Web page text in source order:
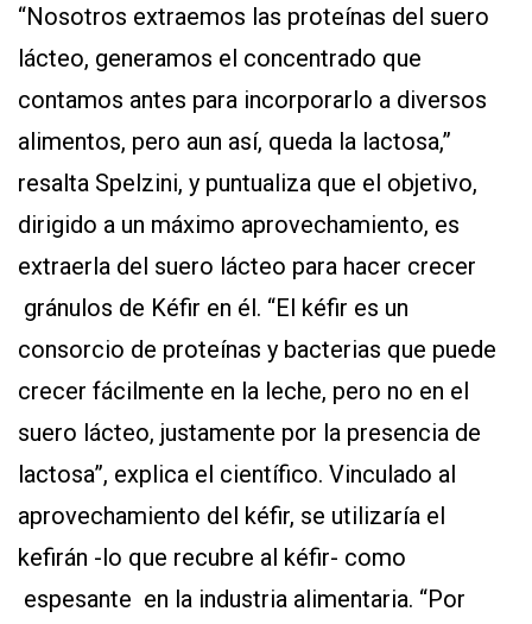
“Nosotros extraemos las proteínas del suero
lácteo, generamos el concentrado que
contamos antes para incorporarlo a diversos
alimentos, pero aun así, queda la lactosa,”
resalta Spelzini, y puntualiza que el objetivo,
dirigido a un máximo aprovechamiento, es
extraerla del suero lácteo para hacer crecer
gránulos de Kéfir en él. “El kéfir es un
consorcio de proteínas y bacterias que puede
crecer fácilmente en la leche, pero no en el
suero lácteo, justamente por la presencia de
lactosa”, explica el científico. Vinculado al
aprovechamiento del kéfir, se utilizaría el
kefirán -lo que recubre al kéfir- como
espesante en la industria alimentaria. “Por